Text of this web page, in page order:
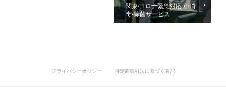
関東/コロナ緊急対応可/消
毒-除菌サービス
プライバシーポリシー 特定商取引法に基づく表記